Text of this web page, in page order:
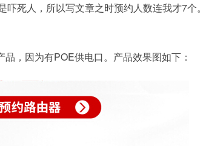
吓死人，所以写文章之时预约人数连我才7个
，因为有POE供电口。产品效果图如下：